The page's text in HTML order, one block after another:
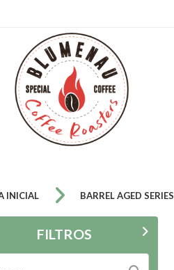
INICIAL BARREL AGED SERIES
FILTROS